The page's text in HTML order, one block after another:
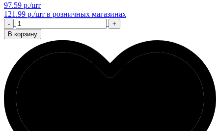
97.59 р./шт
121.99 р./шт в розничных магазинах
-
+
В корзину